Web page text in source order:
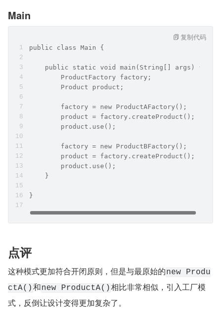
Main
public class Main {
    public static void main(String[] args) {
        ProductFactory factory;
        Product product;
        factory = new ProductAFactory();
        product = factory.createProduct();
        product.use();
        factory = new ProductBFactory();
        product = factory.createProduct();
        product.use();
    }
}
复制代码
点评
这种模式更加符合开闭原则，但是与最原始的new Produ
ctA() 和new ProductA() 相比非常相似，引入工厂模
式，反倒让设计变得更加复杂了。